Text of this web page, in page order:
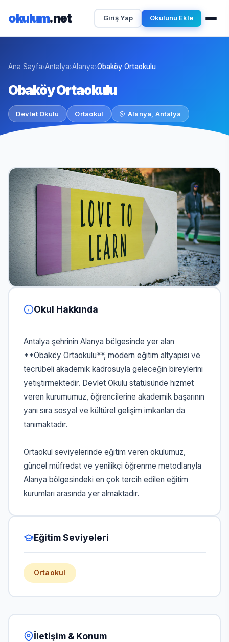
okulum.net Giriş Yap Okulunu Ekle
Ana Sayfa›Antalya›Alanya›Obaköy Ortaokulu
Obaköy Ortaokulu
Devlet Okulu Ortaokul Alanya, Antalya
Okul Hakkında
Antalya şehrinin Alanya bölgesinde yer alan
**Obaköy Ortaokulu**, modern eğitim altyapısı ve
tecrübeli akademik kadrosuyla geleceğin bireylerini
yetiştirmektedir. Devlet Okulu statüsünde hizmet
veren kurumumuz, öğrencilerine akademik başarının
yanı sıra sosyal ve kültürel gelişim imkanları da
tanımaktadır.
Ortaokul seviyelerinde eğitim veren okulumuz,
güncel müfredat ve yenilikçi öğrenme metodlarıyla
Alanya bölgesindeki en çok tercih edilen eğitim
kurumları arasında yer almaktadır.
Eğitim Seviyeleri
Ortaokul
İletişim & Konum